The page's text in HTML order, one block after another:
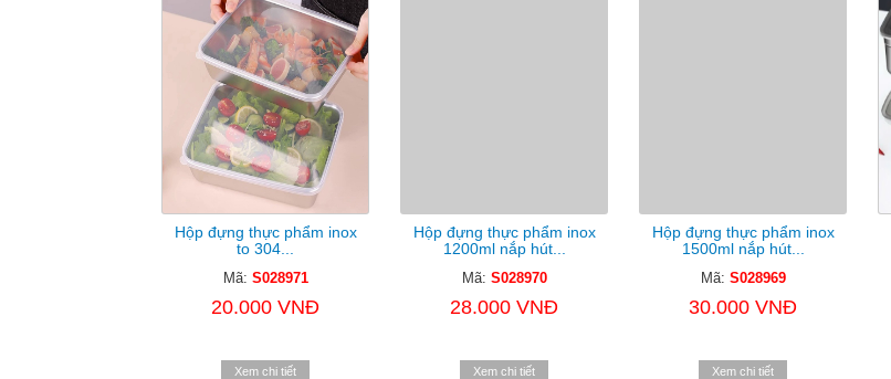
Hộp đựng thực phẩm inox
to 304...
Mã: S028971
20.000 VNĐ
Xem chi tiết
Hộp đựng thực phẩm inox
1200ml nắp hút...
Mã: S028970
28.000 VNĐ
Xem chi tiết
Hộp đựng thực phẩm inox
1500ml nắp hút...
Mã: S028969
30.000 VNĐ
Xem chi tiết